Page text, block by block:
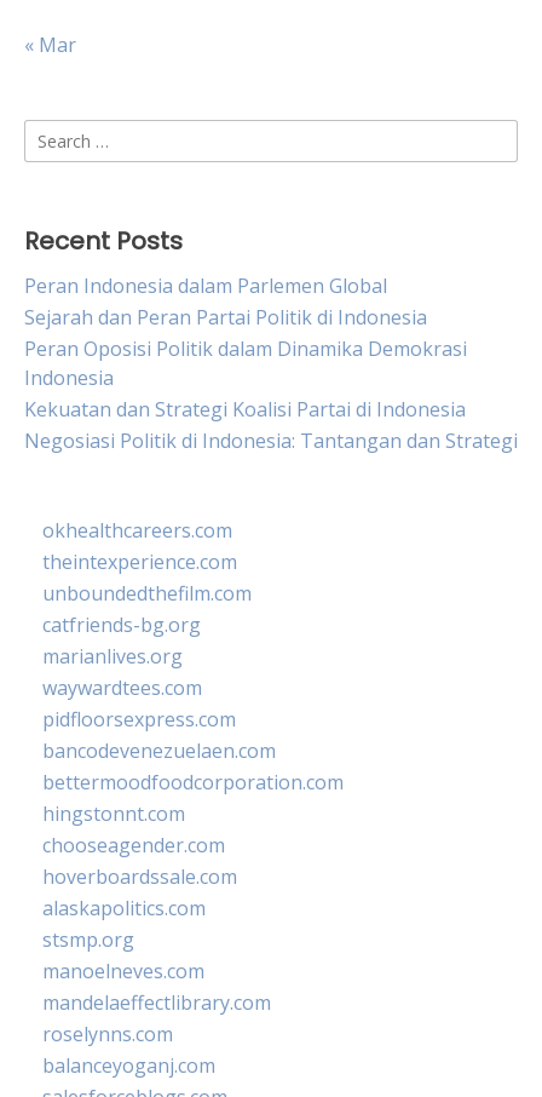
« Mar
Search
for:
Recent Posts
Peran Indonesia dalam Parlemen Global
Sejarah dan Peran Partai Politik di Indonesia
Peran Oposisi Politik dalam Dinamika Demokrasi
Indonesia
Kekuatan dan Strategi Koalisi Partai di Indonesia
Negosiasi Politik di Indonesia: Tantangan dan Strategi
okhealthcareers.com
theintexperience.com
unboundedthefilm.com
catfriends-bg.org
marianlives.org
waywardtees.com
pidfloorsexpress.com
bancodevenezuelaen.com
bettermoodfoodcorporation.com
hingstonnt.com
chooseagender.com
hoverboardssale.com
alaskapolitics.com
stsmp.org
manoelneves.com
mandelaeffectlibrary.com
roselynns.com
balanceyoganj.com